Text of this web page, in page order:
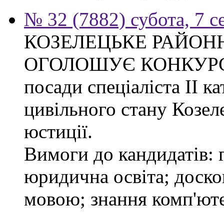
№ 32 (7882) субота, 7
КОЗЕЛЕЦЬКЕ
ОГОЛОШУЄ КОНКУРС
посади спеціаліста ІІ
цивільного стану
юстиції.
Вимоги до кандидатів:
юридична освіта;
мовою; знання